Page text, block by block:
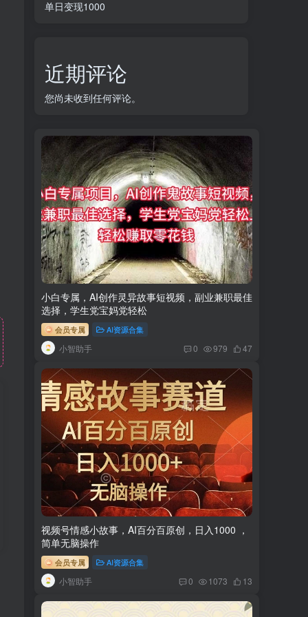
单日变现1000
近期评论
您尚未收到任何评论。
小白专属，AI创作灵异故事短视频，副业兼职最佳
选择，学生党宝妈党轻松
会员专属 AI资源合集
小智助手 0 979 47
视频号情感小故事，AI百分百原创，日入1000 ，
简单无脑操作
会员专属 AI资源合集
小智助手 0 1073 13